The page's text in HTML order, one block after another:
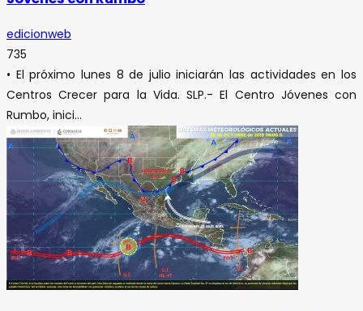
edicionweb
735
• El próximo lunes 8 de julio iniciarán las actividades en los
Centros Crecer para la Vida. SLP.- El Centro Jóvenes con
Rumbo, inici...